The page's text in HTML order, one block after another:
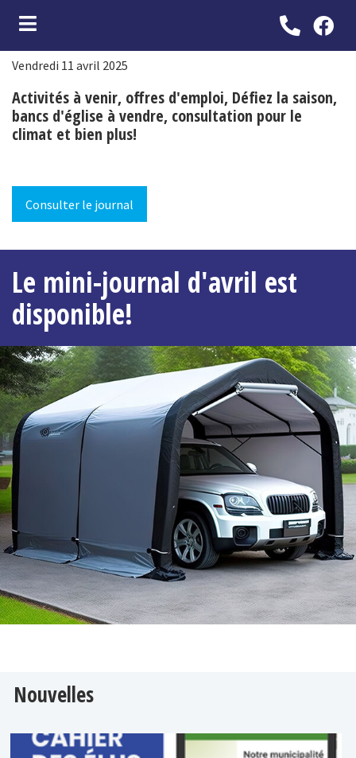
(Vie municipale )
(Services aux citoyens )
(Loisirs et culture )
Vendredi 11 avril 2025
Activités à venir, offres d'emploi, Défiez la saison,
bancs d'église à vendre, consultation pour le
climat et bien plus!
Consulter le journal
Le mini-journal d'avril est
disponible!
Nouvelles